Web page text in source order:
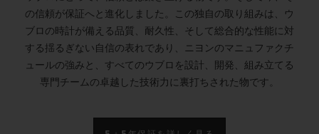
の信頼が保証へと進化しました。この独自の取り組みは、ウ
ブロの時計が備える品質、耐久性、そして総合的な性能に対
する揺るぎない自信の表れであり、ニヨンのマニュファクチ
ュールの強みと、すべてのウブロを設計、開発、組み立てる
専門チームの卓越した技術力に裏打ちされた物です。